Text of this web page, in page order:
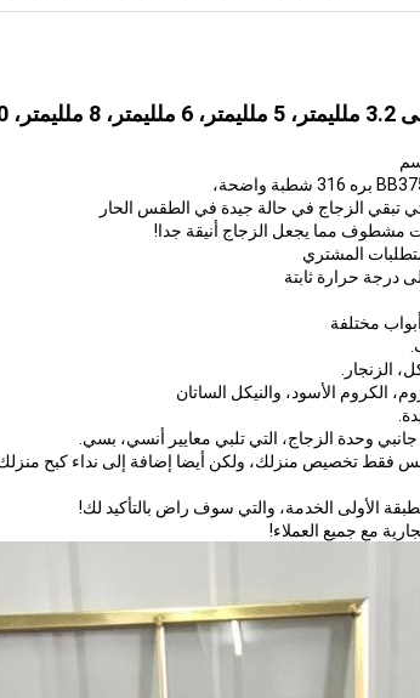
نظيفة
تبقي الزجاج في حالة جيدة في الطقس الحار
المشتري
درجة حرارة ثابتة
مختلفة
وحدة الزجاج، التي تلبي معايير أنسي، بسي.
فقط تخصيص منزلك، ولكن أيضا إضافة إلى نداء كبح
الأولى الخدمة، والتي سوف راض بالتأكيد لك!
مع جميع العملاء!